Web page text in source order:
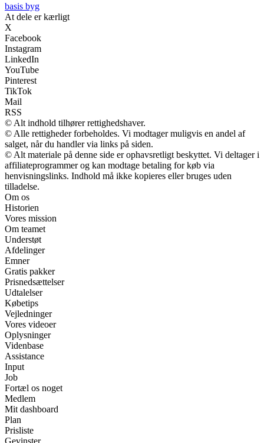
basis byg
At dele er kærligt
X
Facebook
Instagram
LinkedIn
YouTube
Pinterest
TikTok
Mail
RSS
© Alt indhold tilhører rettighedshaver.
© Alle rettigheder forbeholdes. Vi modtager muligvis en andel af
salget, når du handler via links på siden.
© Alt materiale på denne side er ophavsretligt beskyttet. Vi deltager i
affiliateprogrammer og kan modtage betaling for køb via
henvisningslinks. Indhold må ikke kopieres eller bruges uden
tilladelse.
Om os
Historien
Vores mission
Om teamet
Understøt
Afdelinger
Emner
Gratis pakker
Prisnedsættelser
Udtalelser
Købetips
Vejledninger
Vores videoer
Oplysninger
Videnbase
Assistance
Input
Job
Fortæl os noget
Medlem
Mit dashboard
Plan
Prisliste
Gevinster